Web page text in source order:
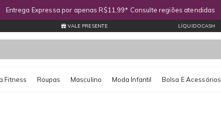
Entrega Expressa por apenas R$11,99* Consulte regiões atendidas
VALE PRESENTE LÍQUIDOCASH
Bolsa E Acessórios
Masculino Moda Infantil
Roupas
Fitness